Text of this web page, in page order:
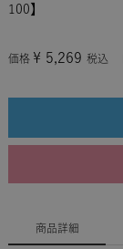
100】
価格 ¥ 5,269 税込
商品詳細